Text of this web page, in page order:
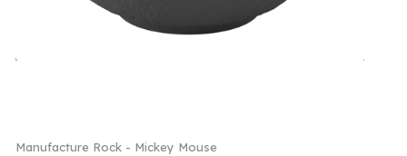
Manufacture Rock - Mickey Mouse